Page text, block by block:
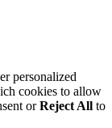
personalized
cookies to allow
orReject All to